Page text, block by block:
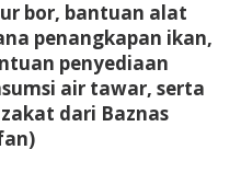
bor, bantuan alat
penangkapan ikan,
penyediaan
air tawar, serta
dari Baznas